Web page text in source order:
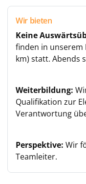
Wir bieten
Keine
finden in unserem
km) statt. Abends
Weiterbildung:
Qualifikation zur
Verantwortung
Perspektive: Wir
Teamleiter.